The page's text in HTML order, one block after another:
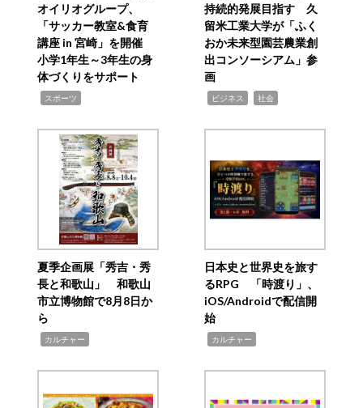
オイリオグループ、
「サッカー教室&食育
講座 in 宮崎」を開催
小学1年生～3年生の身
体づくりをサポート
スポーツ
持続的発展目指す 久
留米工業大学が「ふく
おか未来型園芸農業創
出コンソーシアム」参
画
ビジネス 社会
夏季企画展「秀吉・秀
長と和歌山」 和歌山
市立博物館で8月8日か
ら
カルチャー
日本史と世界史を旅す
るRPG 「時渡り」、
iOS/Androidで配信開
始
カルチャー